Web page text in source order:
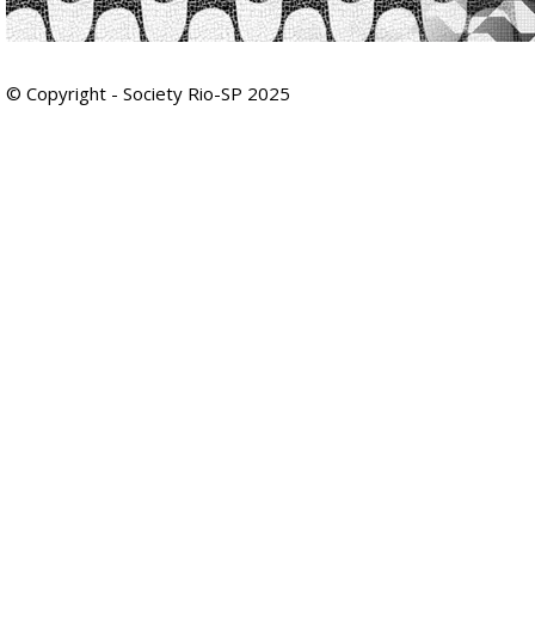
© Copyright - Society Rio-SP 2025